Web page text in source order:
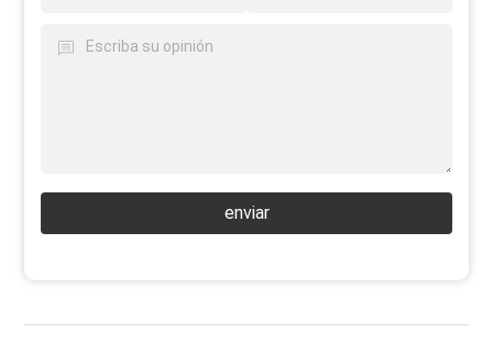
enviar